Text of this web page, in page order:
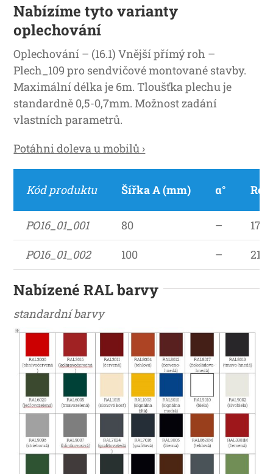
Nabízíme tyto varianty
oplechování
Oplechování – (16.1) Vnější přímý roh –
Plech_109 pro sendvičové montované stavby.
Maximální délka je 6m. Tloušťka plechu je
standardně 0,5-0,7mm. Možnost zadání
vlastních parametrů.
Potáhni doleva u mobilů ›
Kód produktu Šířka A (mm) α°
PO16_01_001 80 –
176
PO16_01_002
100 – 216
Nabízené RAL barvy
standardní barvy